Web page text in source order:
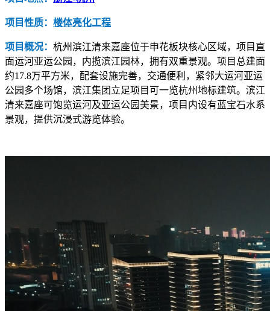
项目性质： 楼体亮化工程
项目概况： 杭州滨江清来嘉座位于申花板块核心区域，项目直
面运河亚运公园，内揽滨江园林，拥有双重景观。项目总建面
约17.8万平方米，配套设施完善，交通便利，紧邻大运河亚运
公园多个场馆，滨江集团立足项目可一览杭州地标建筑。滨江
清来嘉座可饱览运河及亚运公园美景，项目内设有蓝宝石水系
景观，提供沉浸式游览体验。